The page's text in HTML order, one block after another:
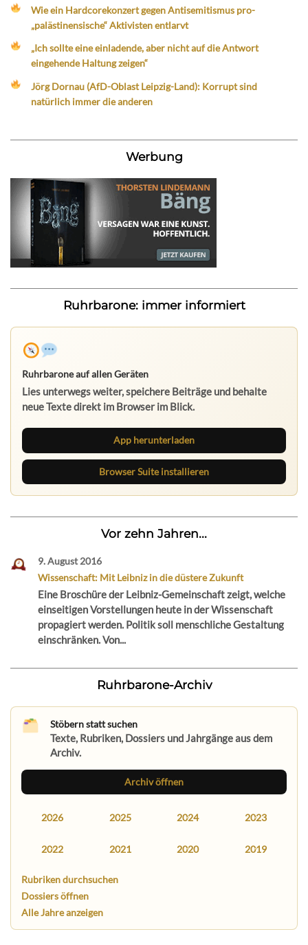
Wie ein Hardcorekonzert gegen Antisemitismus pro-
„palästinensische“ Aktivisten entlarvt
„Ich sollte eine einladende, aber nicht auf die Antwort
eingehende Haltung zeigen“
Jörg Dornau (AfD-Oblast Leipzig-Land): Korrupt sind
natürlich immer die anderen
Werbung
Ruhrbarone: immer informiert
Ruhrbarone auf allen Geräten
Lies unterwegs weiter, speichere Beiträge und behalte
neue Texte direkt im Browser im Blick.
App herunterladen
Browser Suite installieren
Vor zehn Jahren...
9. August 2016
Wissenschaft: Mit Leibniz in die düstere Zukunft
Eine Broschüre der Leibniz-Gemeinschaft zeigt, welche
einseitigen Vorstellungen heute in der Wissenschaft
propagiert werden. Politik soll menschliche Gestaltung
einschränken. Von...
Ruhrbarone-Archiv
Stöbern statt suchen
Texte, Rubriken, Dossiers und Jahrgänge aus dem
Archiv.
Archiv öffnen
2026 2025 2024 2023
2022 2021 2020 2019
Rubriken durchsuchen
Dossiers öffnen
Alle Jahre anzeigen